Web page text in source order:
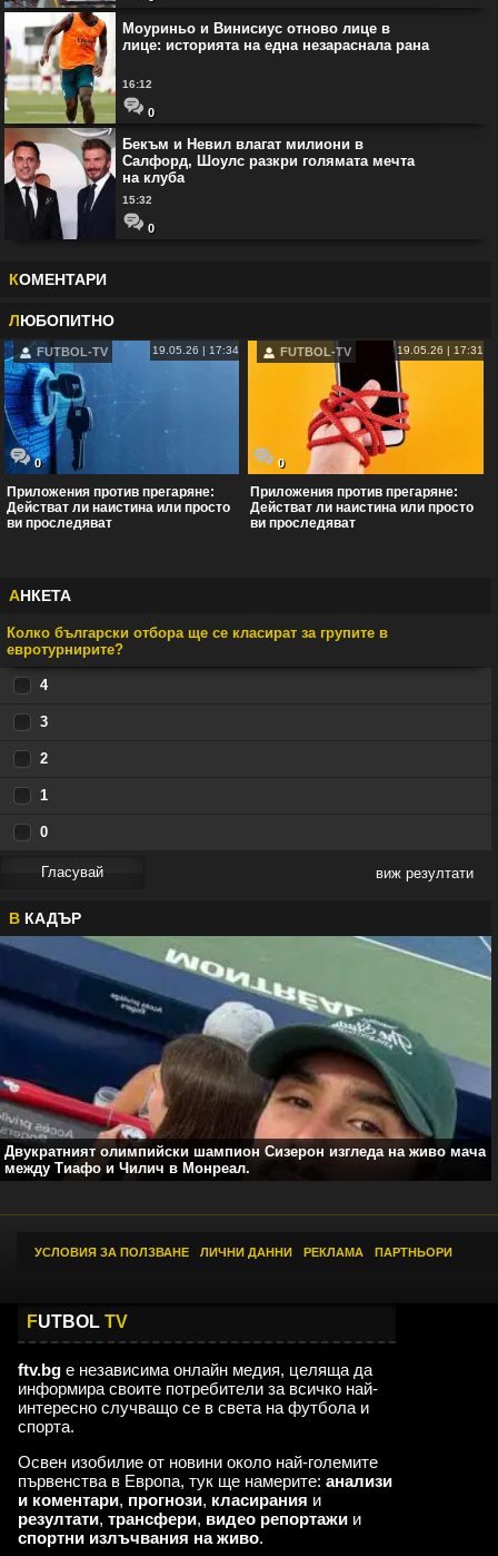
Моуриньо и Винисиус отново лице в
лице: историята на една незараснала рана
16:12
0
Бекъм и Невил влагат милиони в
Салфорд, Шоулс разкри голямата мечта
на клуба
15:32
0
КОМЕНТАРИ
ЛЮБОПИТНО
FUTBOL-TV 19.05.26 | 17:34
0
Приложения против прегаряне:
Действат ли наистина или просто
ви проследяват
FUTBOL-TV 19.05.26 | 17:31
0
Приложения против прегаряне:
Действат ли наистина или просто
ви проследяват
АНКЕТА
Колко български отбора ще се класират за групите в
евротурнирите?
4
3
2
1
0
виж резултати
В КАДЪР
Двукратният олимпийски шампион Сизерон изгледа на живо мача
между Тиафо и Чилич в Монреал.
УСЛОВИЯ ЗА ПОЛЗВАНЕ ЛИЧНИ ДАННИ РЕКЛАМА ПАРТНЬОРИ
FUTBOL TV
ftv.bg е независима онлайн медия, целяща да
информира своите потребители за всичко най-
интересно случващо се в света на футбола и
спорта.
Освен изобилие от новини около най-големите
първенства в Европа, тук ще намерите: анализи
и коментари, прогнози, класирания и
резултати, трансфери, видео репортажи и
спортни излъчвания на живо.